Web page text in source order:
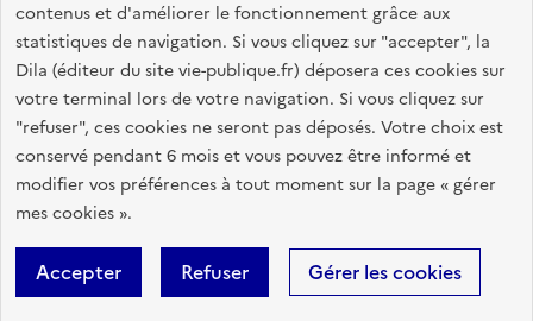
contenus et d'améliorer le fonctionnement grâce aux
statistiques de navigation. Si vous cliquez sur "accepter", la
Dila (éditeur du site vie-publique.fr) déposera ces cookies sur
votre terminal lors de votre navigation. Si vous cliquez sur
"refuser", ces cookies ne seront pas déposés. Votre choix est
conservé pendant 6 mois et vous pouvez être informé et
modifier vos préférences à tout moment sur la page « gérer
mes cookies ».
Accepter Refuser Gérer les cookies
legifrance.gouv.fr info.gouv.fr
data.gouv.fr
service-public.gouv.fr
Accessibilité : totalement conforme
Données personnelles
Sauf mention contraire, tous les textes de ce site sont sous